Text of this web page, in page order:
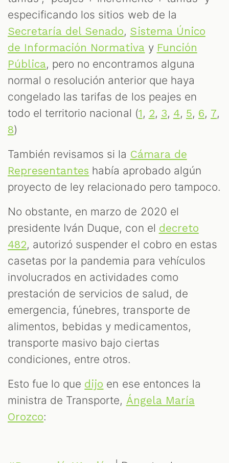
especificando los sitios web de la
Secretaría del Senado, Sistema Único
de Información Normativa y Función
Pública, pero no encontramos alguna
normal o resolución anterior que haya
congelado las tarifas de los peajes en
todo el territorio nacional (1, 2, 3, 4, 5, 6, 7,
8)
También revisamos si la Cámara de
Representantes había aprobado algún
proyecto de ley relacionado pero tampoco.
No obstante, en marzo de 2020 el
presidente Iván Duque, con el decreto
482, autorizó suspender el cobro en estas
casetas por la pandemia para vehículos
involucrados en actividades como
prestación de servicios de salud, de
emergencia, fúnebres, transporte de
alimentos, bebidas y medicamentos,
transporte masivo bajo ciertas
condiciones, entre otros.
Esto fue lo que dijo en ese entonces la
ministra de Transporte, Ángela María
Orozco: